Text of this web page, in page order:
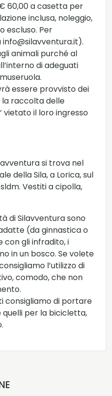
60,00 a casetta per
inclusa, noleggio,
escluso. Per
animali purché al
di adeguati
essere provvisto dei
raccolta delle
vietato il loro ingresso
si trova nel
della Sila, a Lorica, sul
Vestiti a cipolla,
di Silavventura sono
(da ginnastica o
con gli infradito, i
in un bosco. Se volete
l’utilizzo di
comodo, che non
consigliamo di portare
per la bicicletta,